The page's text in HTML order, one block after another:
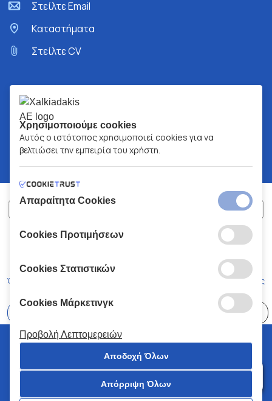
Στείλτε Email
Kαταστήματα
Στείλτε CV
ΧΑΛΚΙΑΔΑΚΗΣ Α.Ε.
Όροι και Προϋποθέσεις Κώδικας Δεοντολογίας
© 2026 Χαλκιαδάκης all rights reserved
Χρησιμοποιούμε cookies
Αυτός ο ιστότοπος χρησιμοποιεί cookies για να
βελτιώσει την εμπειρία του χρήστη.
Απαραίτητα Cookies
Cookies Προτιμήσεων
Cookies Στατιστικών
Cookies Μάρκετινγκ
Προβολή Λεπτομερειών
Αποδοχή Όλων
Απόρριψη Όλων